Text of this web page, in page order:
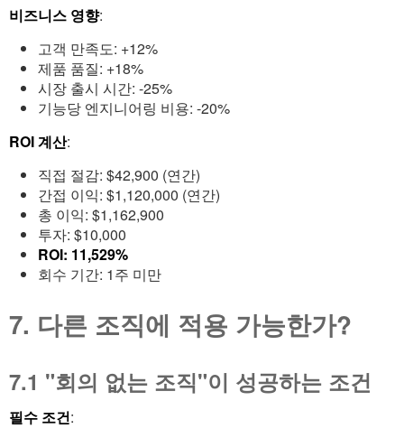
비즈니스 영향:
고객 만족도: +12%
제품 품질: +18%
시장 출시 시간: -25%
기능당 엔지니어링 비용: -20%
ROI 계산:
직접 절감: $42,900 (연간)
간접 이익: $1,120,000 (연간)
총 이익: $1,162,900
투자: $10,000
ROI: 11,529%
회수 기간: 1주 미만
7. 다른 조직에 적용 가능한가?
7.1 "회의 없는 조직"이 성공하는 조건
필수 조건: